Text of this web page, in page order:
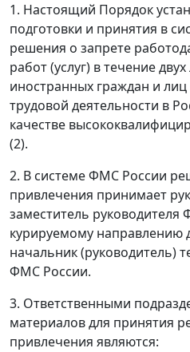
1. Настоящий Порядок
подготовки и принятия в
решения о запрете
работ (услуг) в течение
иностранных граждан и лиц
трудовой деятельности в
качестве
(2).
2. В системе ФМС России
привлечения принимает
заместитель
курируемому направлению
начальник (руководитель)
ФМС России.
3. Ответственными
материалов для принятия
привлечения являются: